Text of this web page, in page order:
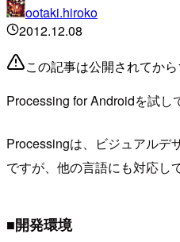
ootaki.hiroko
2012.12.08
この記事は公開されてか
Processing for Androidを試し
Processingは、ビジュアルデ
ですが、他の言語にも対応し
■開発環境